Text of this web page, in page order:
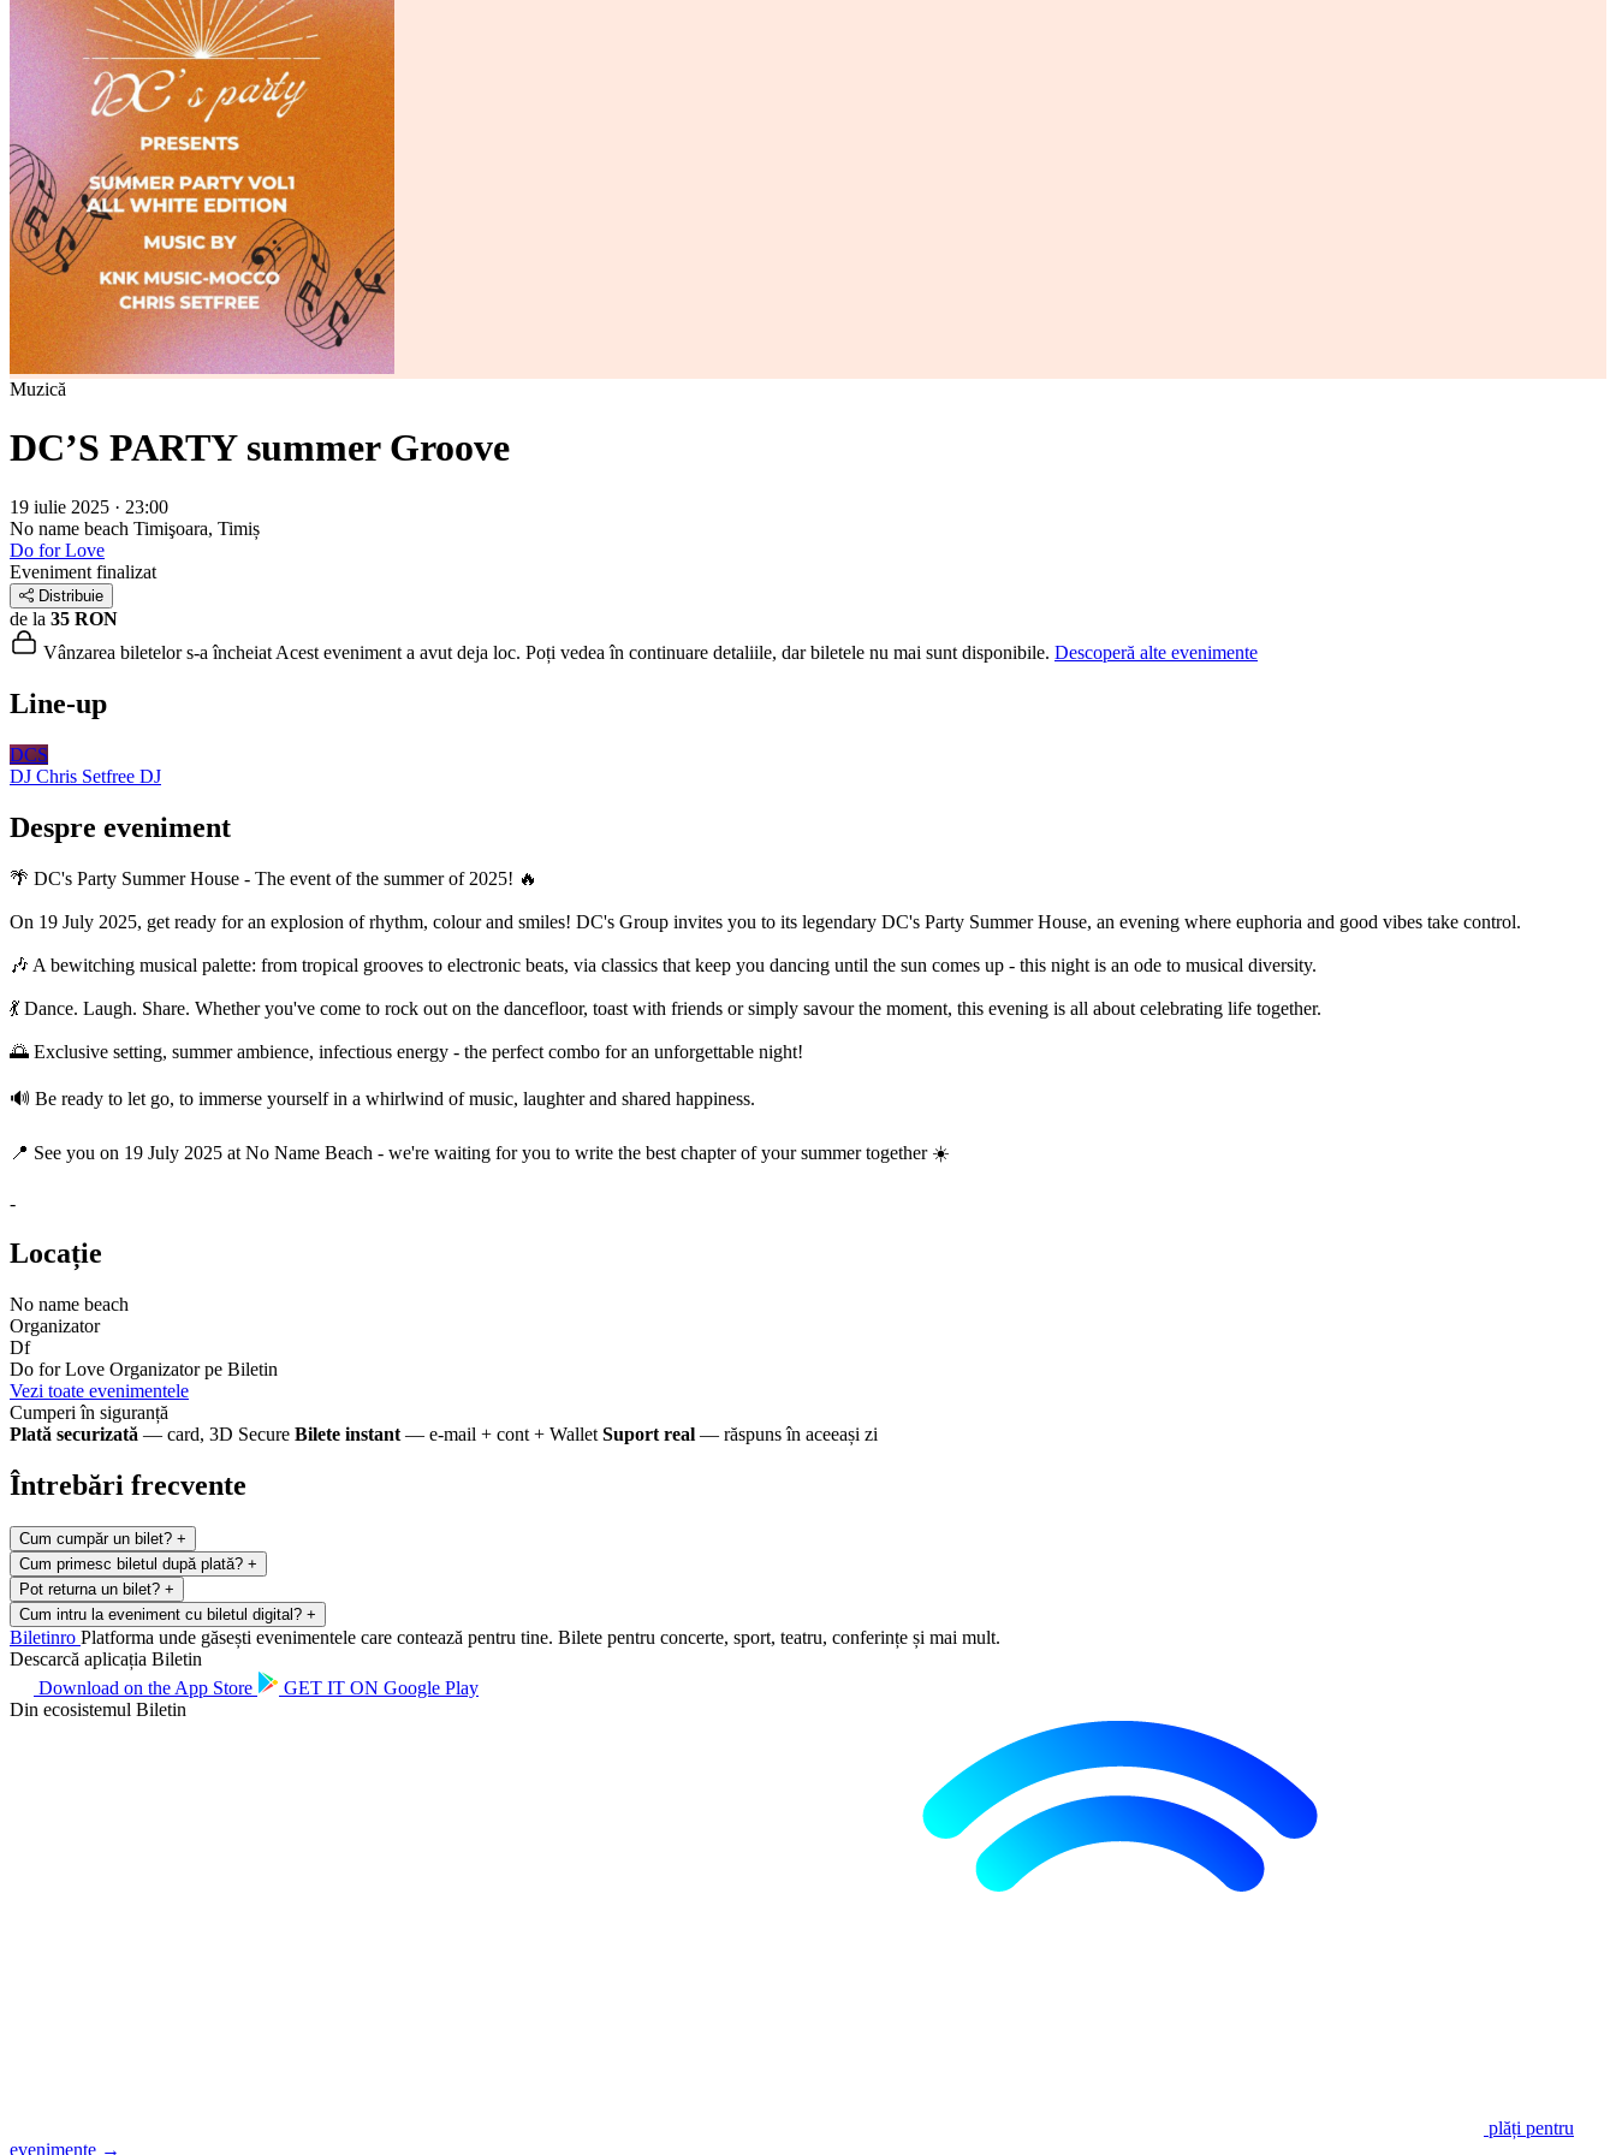
Muzică
DC’S PARTY summer Groove
19 iulie 2025 · 23:00
No name beach Timişoara, Timiș
Do for Love
Eveniment finalizat
Distribuie
de la 35 RON
Vânzarea biletelor s-a încheiat Acest eveniment a avut deja loc. Poți vedea în continuare detaliile, dar biletele nu mai sunt disponibile. Descoperă alte evenimente
Line-up
DCS
DJ Chris Setfree DJ
Despre eveniment
🌴 DC's Party Summer House - The event of the summer of 2025! 🔥
On 19 July 2025, get ready for an explosion of rhythm, colour and smiles! DC's Group invites you to its legendary DC's Party Summer House, an evening where euphoria and good vibes take control.
🎶 A bewitching musical palette: from tropical grooves to electronic beats, via classics that keep you dancing until the sun comes up - this night is an ode to musical diversity.
💃 Dance. Laugh. Share. Whether you've come to rock out on the dancefloor, toast with friends or simply savour the moment, this evening is all about celebrating life together.
🌅 Exclusive setting, summer ambience, infectious energy - the perfect combo for an unforgettable night!
🔊 Be ready to let go, to immerse yourself in a whirlwind of music, laughter and shared happiness.
📍 See you on 19 July 2025 at No Name Beach - we're waiting for you to write the best chapter of your summer together ☀️
-
Locație
No name beach
Organizator
Df
Do for Love Organizator pe Biletin
Vezi toate evenimentele
Cumperi în siguranță
Plată securizată — card, 3D Secure Bilete instant — e-mail + cont + Wallet Suport real — răspuns în aceeași zi
Întrebări frecvente
Cum cumpăr un bilet? +
Cum primesc biletul după plată? +
Pot returna un bilet? +
Cum intru la eveniment cu biletul digital? +
Biletinro Platforma unde găsești evenimentele care contează pentru tine. Bilete pentru concerte, sport, teatru, conferințe și mai mult.
Descarcă aplicația Biletin
Download on the App Store GET IT ON Google Play
Din ecosistemul Biletin
plăți pentru
evenimente →